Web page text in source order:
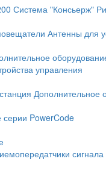
Система "Консьерж"
Антенны для
управления
Дополнительное
серии PowerCode